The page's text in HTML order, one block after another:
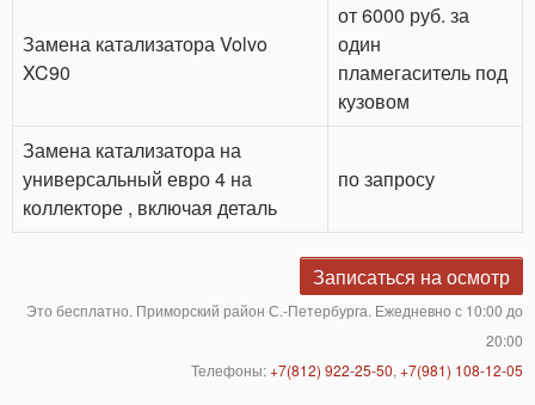
Замена катализатора Volvo
XC90
от 6000 руб. за
один
пламегаситель под
кузовом
Замена катализатора на
универсальный евро 4 на
коллекторе , включая деталь
по запросу
Записаться на осмотр
Это бесплатно. Приморский район С.-Петербурга. Ежедневно с 10:00 до
20:00
Телефоны:+7(812) 922-25-50, +7(981) 108-12-05